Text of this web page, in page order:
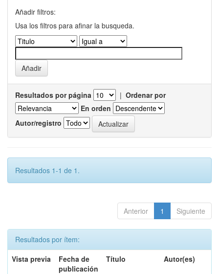
Añadir filtros:
Usa los filtros para afinar la busqueda.
Resultados por página | Ordenar por
En orden
Autor/registro
Resultados 1-1 de 1.
Anterior 1 Siguiente
Resultados por ítem:
Vista previa
Fecha de
publicación
Título Autor(es)